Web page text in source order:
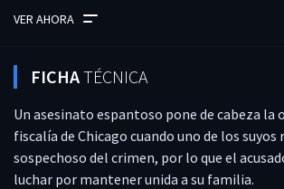
REPORTAR
FICHATÉCNICA
Un asesinato espantoso pone de cabeza la
fiscalía de Chicago cuando uno de los suyos
sospechoso del crimen, por lo que el
luchar por mantener unida a su familia.